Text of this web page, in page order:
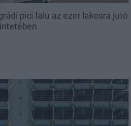
pici falu az ezer lakosra jutó